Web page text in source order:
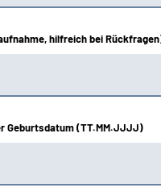
hilfreich bei
Geburtsdatum (TT.MM.JJJJ)